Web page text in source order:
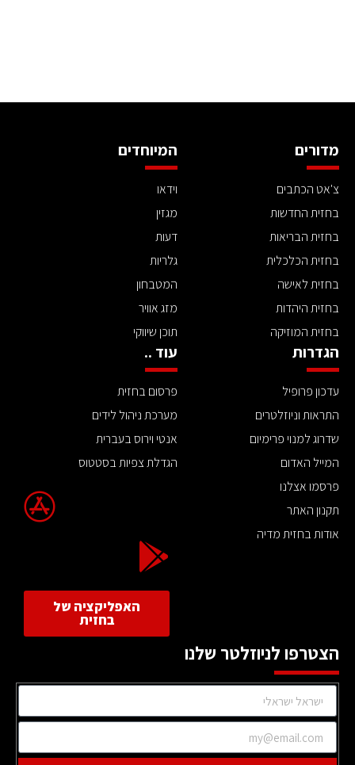
מדורים
צ'אט הכתבים
בחזית החדשות
בחזית הבריאות
בחזית הכלכלית
בחזית לאישה
בחזית היהדות
בחזית המוזיקה
המיוחדים
וידאו
מגזין
דעות
גלריות
המטבחון
מזג אוויר
תוכן שיווקי
הגדרות
עדכון פרופיל
התראות וניוזלטרים
שדרוג למנוי פרימיום
המייל האדום
פרסמו אצלנו
תקנון האתר
אודות בחזית מדיה
עוד ..
פרסום בחזית
מערכת ניהול לידים
אנטי וירוס בעברית
הגדלת צפיות בסטטוס
האפליקציה של
בחזית
הצטרפו לניוזלטר שלנו